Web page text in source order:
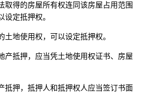
得的房屋所有权连同该房屋占用范围
设定抵押权。
土地使用权，可以设定抵押权。
抵押，应当凭土地使用权证书、房屋
押，抵押人和抵押权人应当签订书面